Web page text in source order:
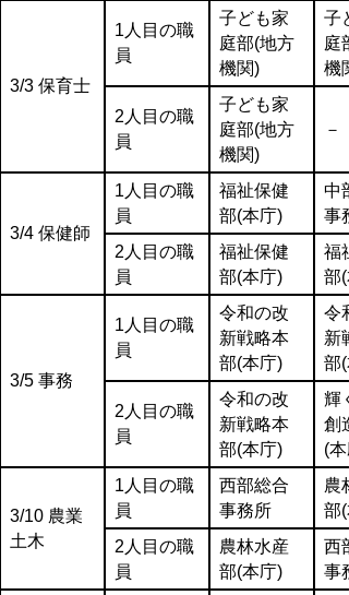
3/3 保育士
1人目の職
員
子ども家
庭部(地方
機関)
子
庭
機
2人目の職
員
子ども家
庭部(地方
機関)
－
3/4 保健師
1人目の職
員
福祉保健
部(本庁)
中
事
2人目の職
員
福祉保健
部(本庁)
福
部(
3/5 事務
1人目の職
員
令和の改
新戦略本
部(本庁)
令
新
部(
2人目の職
員
令和の改
新戦略本
部(本庁)
輝
創
(本
3/10 農業
土木
1人目の職
員
西部総合
事務所
農
部(
2人目の職
員
農林水産
部(本庁)
西
事